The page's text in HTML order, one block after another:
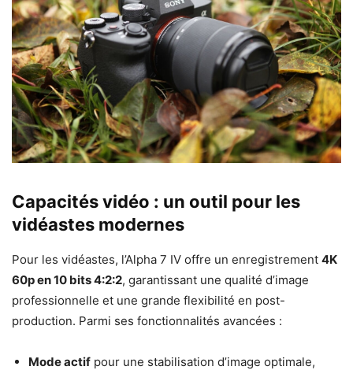
Capacités vidéo : un outil pour les
vidéastes modernes
Pour les vidéastes, l’Alpha 7 IV offre un enregistrement 4K
60p en 10 bits 4:2:2, garantissant une qualité d’image
professionnelle et une grande flexibilité en post-
production. Parmi ses fonctionnalités avancées :
Mode actif pour une stabilisation d’image optimale,